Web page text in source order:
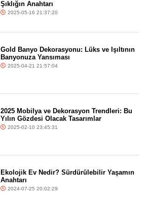
Şıklığın Anahtarı
2025-05-16 21:37:20
Gold Banyo Dekorasyonu: Lüks ve Işıltının
Banyonuza Yansıması
2025-04-21 21:57:04
2025 Mobilya ve Dekorasyon Trendleri: Bu
Yılın Gözdesi Olacak Tasarımlar
2025-02-10 23:45:31
Ekolojik Ev Nedir? Sürdürülebilir Yaşamın
Anahtarı
2024-07-25 20:02:29